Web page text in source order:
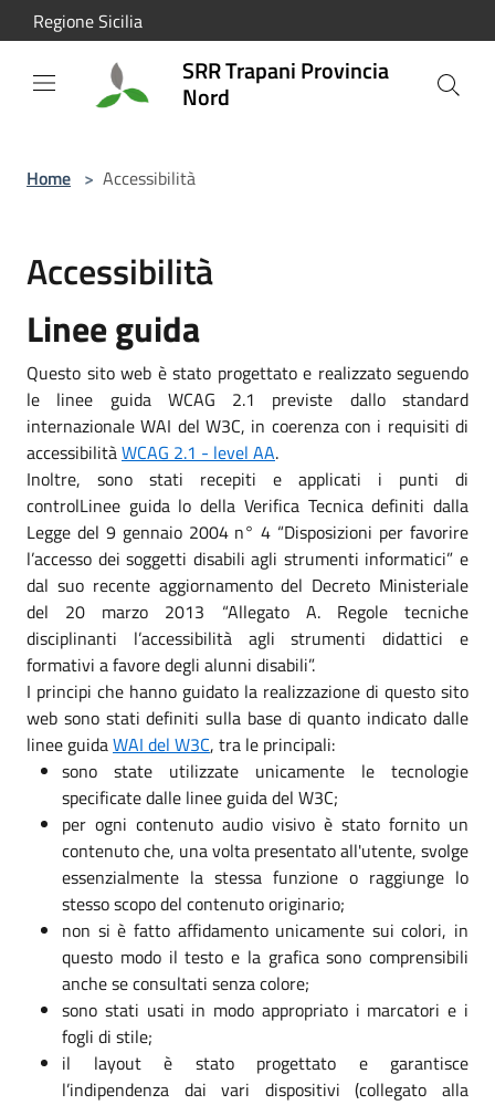
Salta al contenuto principale
Regione Sicilia
SRR Trapani Provincia
Nord
Home > Accessibilità
Accessibilità
Linee guida
Questo sito web è stato progettato e realizzato seguendo
le linee guida WCAG 2.1 previste dallo standard
internazionale WAI del W3C, in coerenza con i requisiti di
accessibilitàWCAG 2.1 - level AA.
Inoltre, sono stati recepiti e applicati i punti di
controlLinee guida lo della Verifica Tecnica definiti dalla
Legge del 9 gennaio 2004 n° 4 “Disposizioni per favorire
l’accesso dei soggetti disabili agli strumenti informatici” e
dal suo recente aggiornamento del Decreto Ministeriale
del 20 marzo 2013 “Allegato A. Regole tecniche
disciplinanti l’accessibilità agli strumenti didattici e
formativi a favore degli alunni disabili”.
I principi che hanno guidato la realizzazione di questo sito
web sono stati definiti sulla base di quanto indicato dalle
linee guidaWAI del W3C, tra le principali:
sono state utilizzate unicamente le tecnologie
specificate dalle linee guida del W3C;
per ogni contenuto audio visivo è stato fornito un
contenuto che, una volta presentato all'utente, svolge
essenzialmente la stessa funzione o raggiunge lo
stesso scopo del contenuto originario;
non si è fatto affidamento unicamente sui colori, in
questo modo il testo e la grafica sono comprensibili
anche se consultati senza colore;
sono stati usati in modo appropriato i marcatori e i
fogli di stile;
il layout è stato progettato e garantisce
l’indipendenza dai vari dispositivi (collegato alla